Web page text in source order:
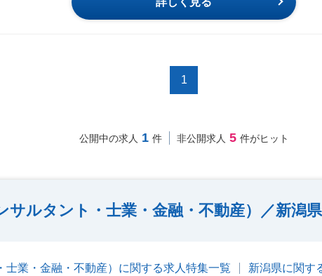
1
公開中の求人 1 件 非公開求人 5 件がヒット
サルタント・士業・金融・不動産）／新潟
士業・金融・不動産）に関する求人特集一覧 新潟県に関す